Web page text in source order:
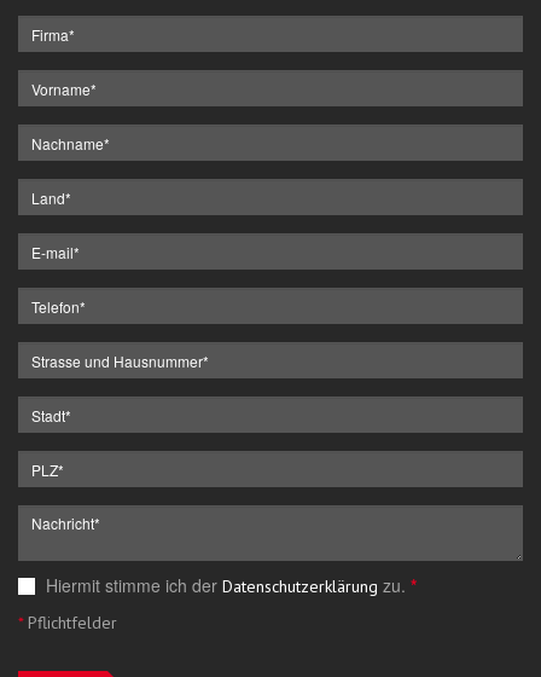
Hiermit stimme ich der Datenschutzerklärung zu. *
*Pflichtfelder